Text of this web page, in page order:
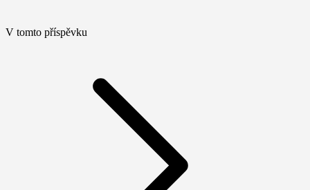
V tomto příspěvku